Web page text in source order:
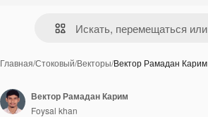
Главная/Стоковый/Векторы/Вектор Рамадан Карим
Вектор Рамадан Карим
Foysal khan